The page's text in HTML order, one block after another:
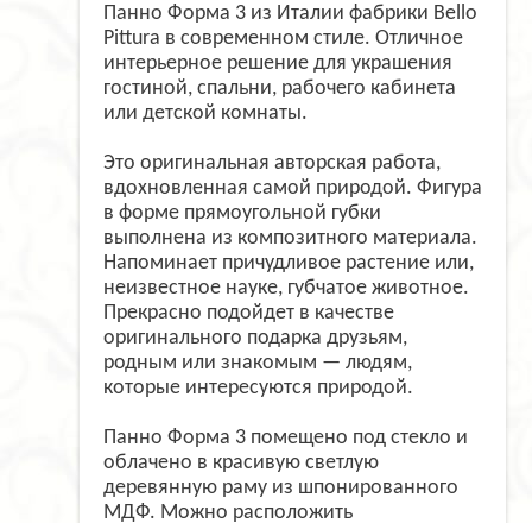
Панно Форма 3 из Италии фабрики Bello
Pittura в современном стиле. Отличное
интерьерное решение для украшения
гостиной, спальни, рабочего кабинета
или детской комнаты.
Это оригинальная авторская работа,
вдохновленная самой природой. Фигура
в форме прямоугольной губки
выполнена из композитного материала.
Напоминает причудливое растение или,
неизвестное науке, губчатое животное.
Прекрасно подойдет в качестве
оригинального подарка друзьям,
родным или знакомым — людям,
которые интересуются природой.
Панно Форма 3 помещено под стекло и
облачено в красивую светлую
деревянную раму из шпонированного
МДФ. Можно расположить